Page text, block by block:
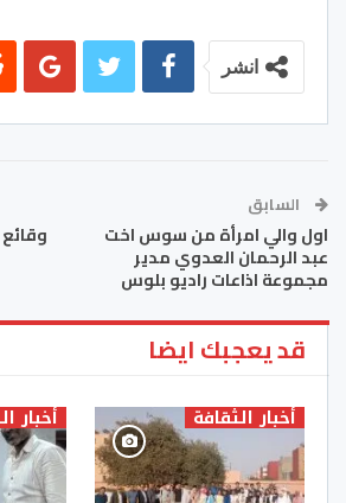
انشر
السابق
اول والي امرأة من سوس اخت
عبد الرحمان العدوي مدير
مجموعة اذاعات راديو بلوس
وقائع
قد يعجبك ايضا
أخبار الثقافة أخبار